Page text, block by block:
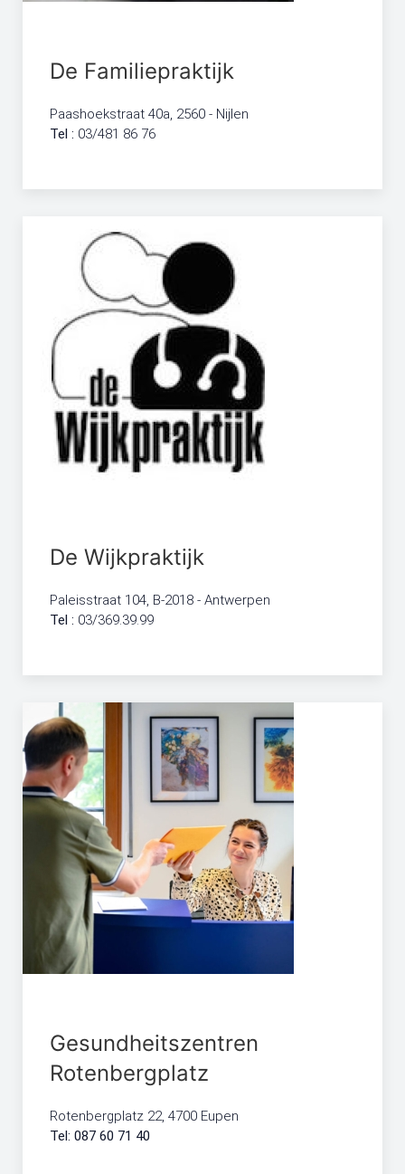
De Familiepraktijk
Paashoekstraat 40a, 2560 - Nijlen
Tel : 03/481 86 76
De Wijkpraktijk
Paleisstraat 104, B-2018 - Antwerpen
Tel : 03/369.39.99
Gesundheitszentren
Rotenbergplatz
Rotenbergplatz 22, 4700 Eupen
Tel: 087 60 71 40